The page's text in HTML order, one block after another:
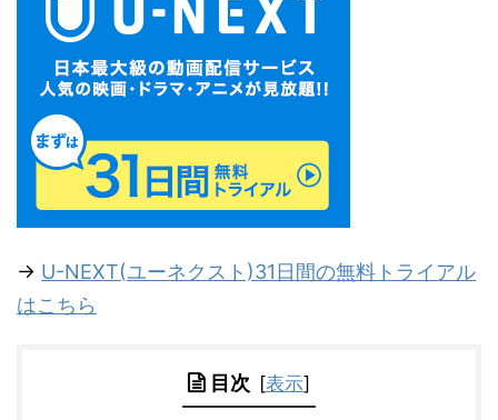
→ U-NEXT(ユーネクスト)31日間の無料トライアル
はこちら
目次 [表示]